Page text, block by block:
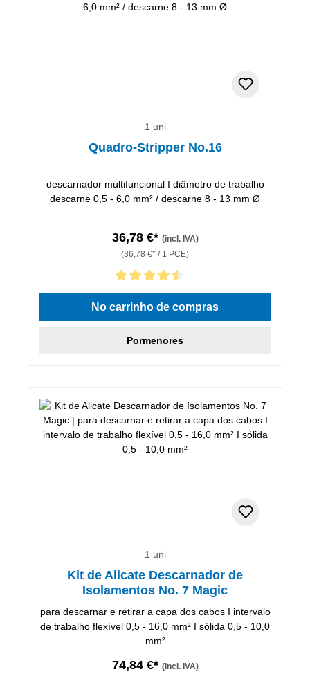
1 uni
Quadro-Stripper No.16
descarnador multifuncional I diâmetro de trabalho
descarne 0,5 - 6,0 mm² / descarne 8 - 13 mm Ø
36,78 €* (incl. IVA)
(36,78 €* / 1 PCE)
Classificação média de 4.5 de 5 estrelas
No carrinho de compras
Pormenores
1 uni
Kit de Alicate Descarnador de
Isolamentos No. 7 Magic
para descarnar e retirar a capa dos cabos I intervalo
de trabalho flexível 0,5 - 16,0 mm² I sólida 0,5 - 10,0
mm²
74,84 €* (incl. IVA)